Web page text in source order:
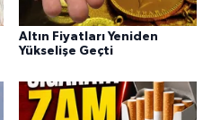
Altın Fiyatları Yeniden
Yükselişe Geçti